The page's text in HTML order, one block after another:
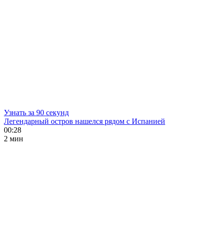
Узнать за 90 секунд
Легендарный остров нашелся рядом с Испанией
00:28
2 мин